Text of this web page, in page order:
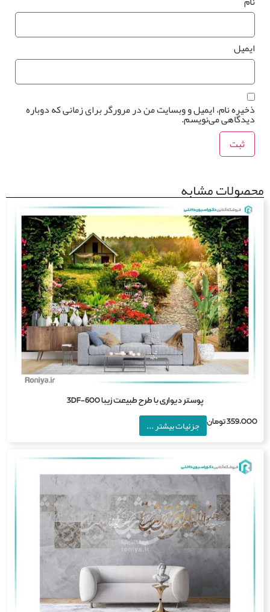
نام، ایمیل و وبسایت من در مرورگر برای زمانی که دوباره
می‌نویسم.
مشابه
پوستر دیواری با طرح طبیعت زیبا 3DF-600
تومان جزئیات بیشتر ...